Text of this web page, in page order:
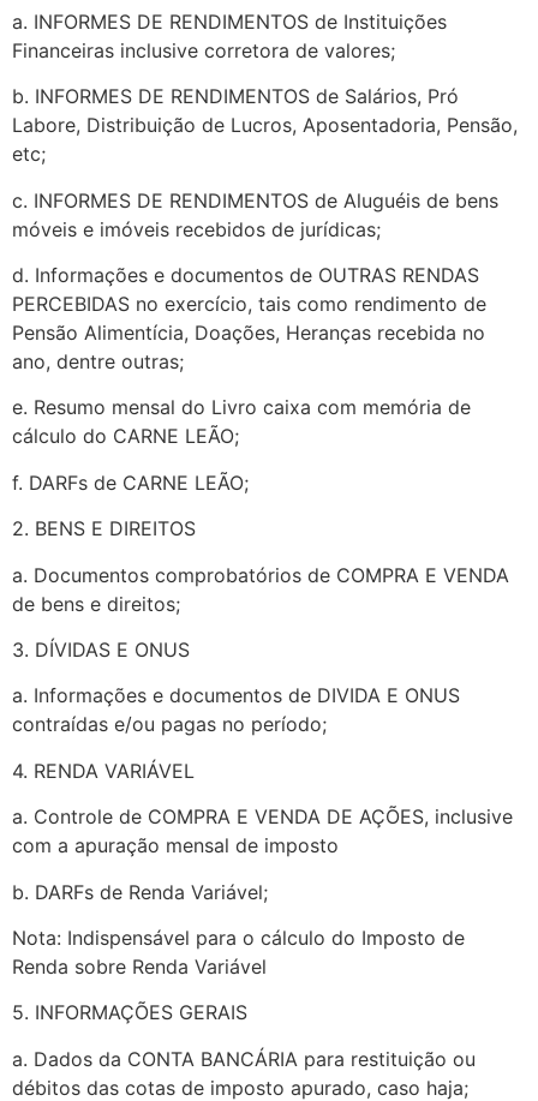
a. INFORMES DE RENDIMENTOS de Instituições
Financeiras inclusive corretora de valores;
b. INFORMES DE RENDIMENTOS de Salários, Pró
Labore, Distribuição de Lucros, Aposentadoria, Pensão,
etc;
c. INFORMES DE RENDIMENTOS de Aluguéis de bens
móveis e imóveis recebidos de jurídicas;
d. Informações e documentos de OUTRAS RENDAS
PERCEBIDAS no exercício, tais como rendimento de
Pensão Alimentícia, Doações, Heranças recebida no
ano, dentre outras;
e. Resumo mensal do Livro caixa com memória de
cálculo do CARNE LEÃO;
f. DARFs de CARNE LEÃO;
2. BENS E DIREITOS
a. Documentos comprobatórios de COMPRA E VENDA
de bens e direitos;
3. DÍVIDAS E ONUS
a. Informações e documentos de DIVIDA E ONUS
contraídas e/ou pagas no período;
4. RENDA VARIÁVEL
a. Controle de COMPRA E VENDA DE AÇÕES, inclusive
com a apuração mensal de imposto
b. DARFs de Renda Variável;
Nota: Indispensável para o cálculo do Imposto de
Renda sobre Renda Variável
5. INFORMAÇÕES GERAIS
a. Dados da CONTA BANCÁRIA para restituição ou
débitos das cotas de imposto apurado, caso haja;